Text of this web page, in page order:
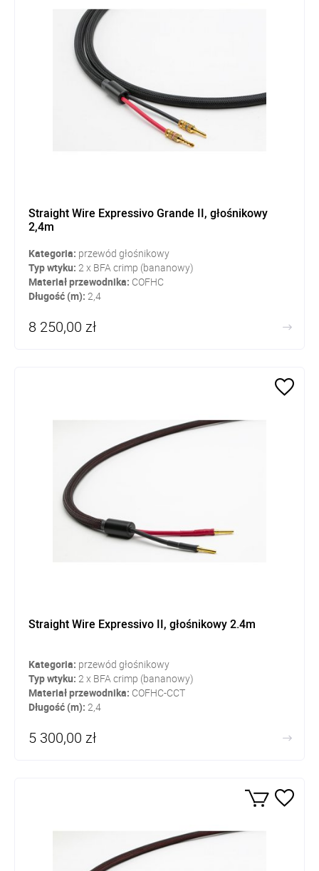
Straight Wire Expressivo Grande II, głośnikowy
2,4m
Kategoria: przewód głośnikowy
Typ wtyku: 2 x BFA crimp (bananowy)
Materiał przewodnika: COFHC
Długość (m): 2,4
8 250,00 zł
Straight Wire Expressivo II, głośnikowy 2.4m
Kategoria: przewód głośnikowy
Typ wtyku: 2 x BFA crimp (bananowy)
Materiał przewodnika: COFHC-CCT
Długość (m): 2,4
5 300,00 zł